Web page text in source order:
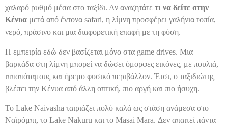
χαλαρό ρυθμό μέσα στο ταξίδι. Αν αναζητάτε τι να δείτε στην
Κένυα μετά από έντονα safari, η λίμνη προσφέρει γαλήνια τοπία,
νερό, πράσινο και μια διαφορετική επαφή με τη φύση.
Η εμπειρία εδώ δεν βασίζεται μόνο στα game drives. Μια
βαρκάδα στη λίμνη μπορεί να δώσει όμορφες εικόνες, με πουλιά,
ιπποπόταμους και ήρεμο φυσικό περιβάλλον. Έτσι, ο ταξιδιώτης
βλέπει την Κένυα από άλλη οπτική, πιο αργή και πιο ήσυχη.
Το Lake Naivasha ταιριάζει πολύ καλά ως στάση ανάμεσα στο
Ναϊρόμπι, το Lake Nakuru και το Masai Mara. Δεν απαιτεί πάντα